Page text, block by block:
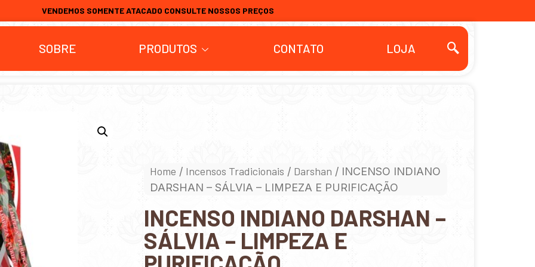
VENDEMOS SOMENTE ATACADO CONSULTE NOSSOS PREÇOS
SOBRE PRODUTOS CONTATO LOJA
Home / Incensos Tradicionais / Darshan / INCENSO INDIANO
DARSHAN – SÁLVIA – LIMPEZA E PURIFICAÇÃO
INCENSO INDIANO DARSHAN –
SÁLVIA – LIMPEZA E